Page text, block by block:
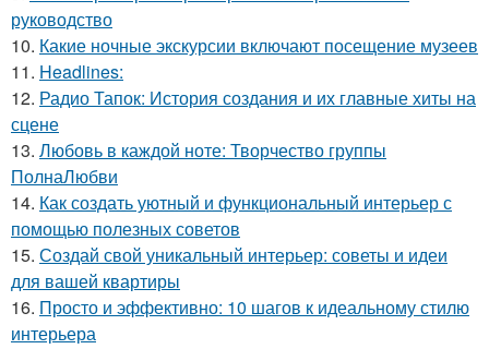
руководство
10. Какие ночные экскурсии включают посещение музеев
11. Headlines:
12. Радио Тапок: История создания и их главные хиты на
сцене
13. Любовь в каждой ноте: Творчество группы
ПолнаЛюбви
14. Как создать уютный и функциональный интерьер с
помощью полезных советов
15. Создай свой уникальный интерьер: советы и идеи
для вашей квартиры
16. Просто и эффективно: 10 шагов к идеальному стилю
интерьера